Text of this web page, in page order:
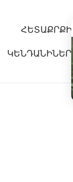
ՀԵՏԱՔՐՔԻՐ
ԿԵՆԴԱՆԻՆԵՐ